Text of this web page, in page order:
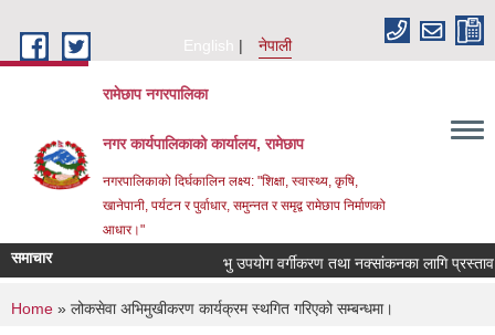
English
नेपाली
रामेछाप नगरपालिका
नगर कार्यपालिकाको कार्यालय, रामेछाप
नगरपालिकाको दिर्घकालिन लक्ष्य: "शिक्षा, स्वास्थ्य, कृषि,
खानेपानी, पर्यटन र पुर्वाधार, समुन्नत र समृद्व रामेछाप निर्माणको
आधार।"
समाचार भु उपयोग वर्गीकरण तथा नक्सांकनका लागि प्रस्ताव पेश
You are here
Home » लोकसेवा अभिमुखीकरण कार्यक्रम स्थगित गरिएको सम्बन्धमा।